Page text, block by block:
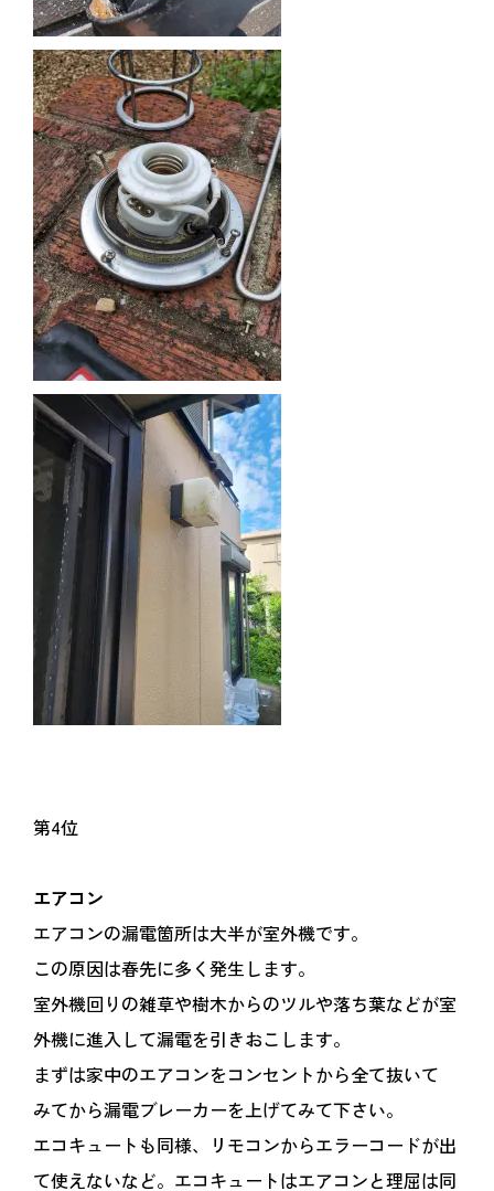
第4位
エアコン
エアコンの漏電箇所は大半が室外機です。
この原因は春先に多く発生します。
室外機回りの雑草や樹木からのツルや落ち葉などが室
外機に進入して漏電を引きおこします。
まずは家中のエアコンをコンセントから全て抜いて
みてから漏電ブレーカーを上げてみて下さい。
エコキュートも同様、リモコンからエラーコードが出
て使えないなど。エコキュートはエアコンと理屈は同